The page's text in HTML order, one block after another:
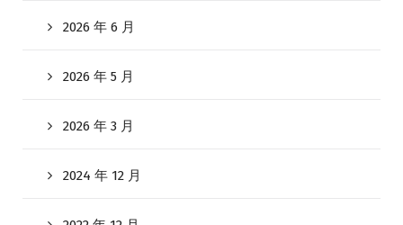
2026 年 6 月
2026 年 5 月
2026 年 3 月
2024 年 12 月